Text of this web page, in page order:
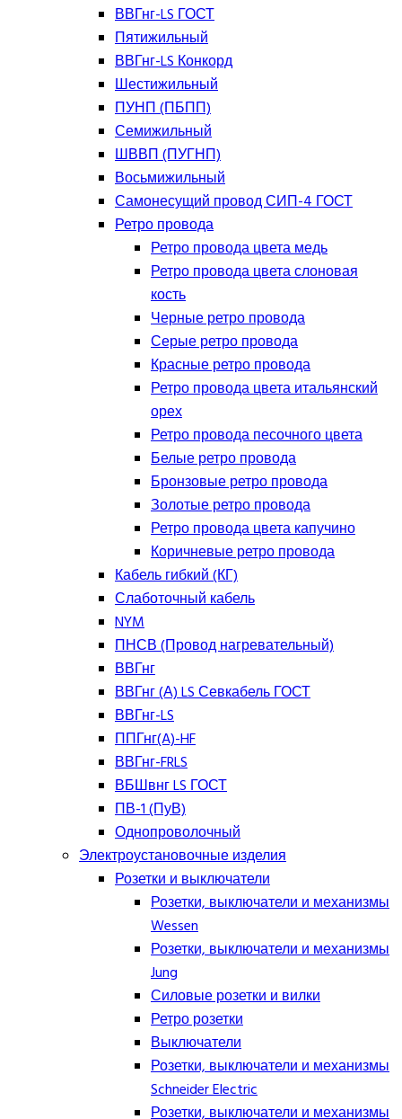
ВВГнг-LS ГОСТ
Пятижильный
ВВГнг-LS Конкорд
Шестижильный
ПУНП (ПБПП)
Семижильный
ШВВП (ПУГНП)
Восьмижильный
Самонесущий провод СИП-4 ГОСТ
Ретро провода
Ретро провода цвета медь
Ретро провода цвета слоновая
кость
Черные ретро провода
Серые ретро провода
Красные ретро провода
Ретро провода цвета итальянский
орех
Ретро провода песочного цвета
Белые ретро провода
Бронзовые ретро провода
Золотые ретро провода
Ретро провода цвета капучино
Коричневые ретро провода
Кабель гибкий (КГ)
Слаботочный кабель
NYM
ПНСВ (Провод нагревательный)
ВВГнг
ВВГнг (А) LS Севкабель ГОСТ
ВВГнг-LS
ППГнг(A)-HF
ВВГнг-FRLS
ВБШвнг LS ГОСТ
ПВ-1 (ПуВ)
Однопроволочный
Электроустановочные изделия
Розетки и выключатели
Розетки, выключатели и механизмы
Wessen
Розетки, выключатели и механизмы
Jung
Силовые розетки и вилки
Ретро розетки
Выключатели
Розетки, выключатели и механизмы
Schneider Electric
Розетки, выключатели и механизмы